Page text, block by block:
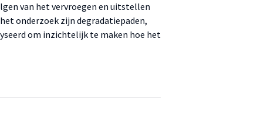
van het vervroegen en uitstellen
onderzoek zijn degradatiepaden,
om inzichtelijk te maken hoe het